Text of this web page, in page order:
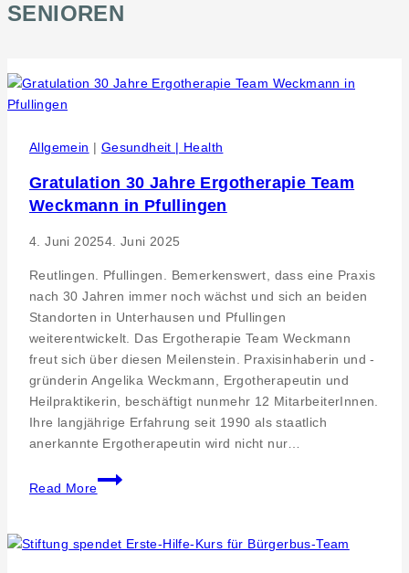
SENIOREN
Allgemein | Gesundheit | Health
Gratulation 30 Jahre Ergotherapie Team
Weckmann in Pfullingen
4. Juni 20254. Juni 2025
Reutlingen. Pfullingen. Bemerkenswert, dass eine Praxis
nach 30 Jahren immer noch wächst und sich an beiden
Standorten in Unterhausen und Pfullingen
weiterentwickelt. Das Ergotherapie Team Weckmann
freut sich über diesen Meilenstein. Praxisinhaberin und -
gründerin Angelika Weckmann, Ergotherapeutin und
Heilpraktikerin, beschäftigt nunmehr 12 MitarbeiterInnen.
Ihre langjährige Erfahrung seit 1990 als staatlich
anerkannte Ergotherapeutin wird nicht nur…
Read More
Gratulation
30
Ergotherapie